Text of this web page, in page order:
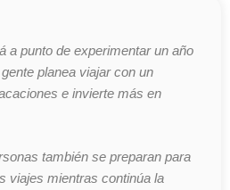
a punto de experimentar un año
planea viajar con un
e invierte más en
también se preparan para
viajes mientras continúa la